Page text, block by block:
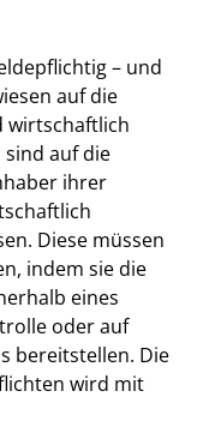
– und
auf die
wirtschaftlich
sind auf die
ihrer
Diese müssen
indem sie die
eines
oder auf
bereitstellen. Die
wird mit